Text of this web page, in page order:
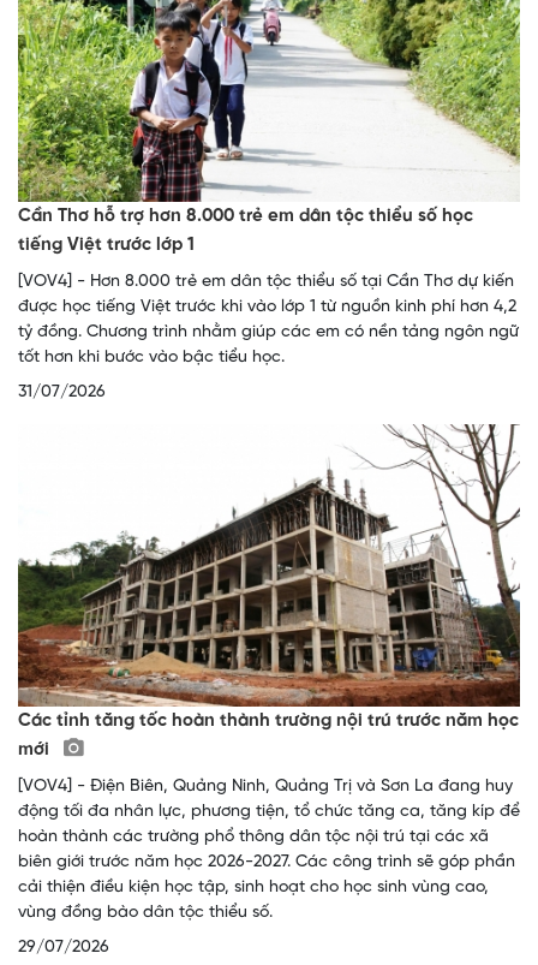
Cần Thơ hỗ trợ hơn 8.000 trẻ em dân tộc thiểu số học
tiếng Việt trước lớp 1
[VOV4] - Hơn 8.000 trẻ em dân tộc thiểu số tại Cần Thơ dự kiến
được học tiếng Việt trước khi vào lớp 1 từ nguồn kinh phí hơn 4,2
tỷ đồng. Chương trình nhằm giúp các em có nền tảng ngôn ngữ
tốt hơn khi bước vào bậc tiểu học.
31/07/2026
Các tỉnh tăng tốc hoàn thành trường nội trú trước năm học
mới
[VOV4] - Điện Biên, Quảng Ninh, Quảng Trị và Sơn La đang huy
động tối đa nhân lực, phương tiện, tổ chức tăng ca, tăng kíp để
hoàn thành các trường phổ thông dân tộc nội trú tại các xã
biên giới trước năm học 2026-2027. Các công trình sẽ góp phần
cải thiện điều kiện học tập, sinh hoạt cho học sinh vùng cao,
vùng đồng bào dân tộc thiểu số.
29/07/2026